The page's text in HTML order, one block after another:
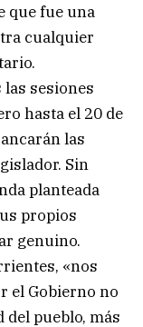
que fue una
cualquier
sesiones
hasta el 20 de
las
Sin
planteada
propios
genuino.
«nos
el Gobierno no
del pueblo, más